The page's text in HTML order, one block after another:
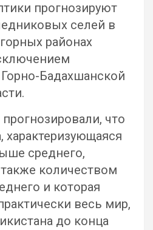
прогнозируют
селей в
районах
Бадахшанской
что
характеризующаяся
среднего,
количеством
и которая
весь мир,
до конца